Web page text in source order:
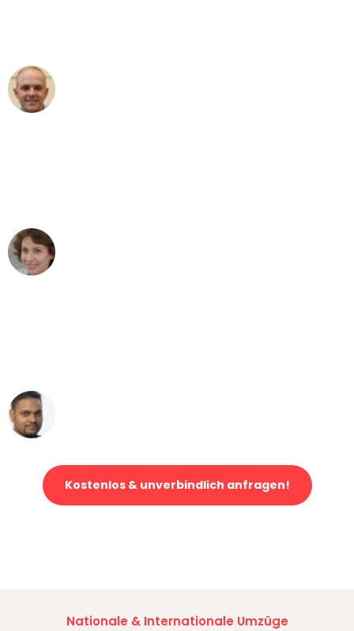
Kostenlos & unverbindlich anfragen!
Nationale & Internationale Umzüge